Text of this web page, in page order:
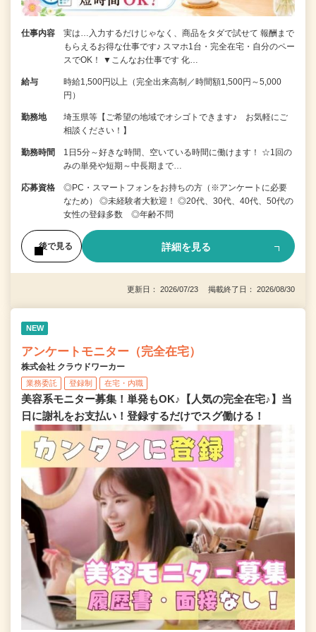
仕事内容
実は…入力するだけじゃなく、商品をタダで試せて 報酬まで
もらえるお得な仕事です♪ スマホ1台・完全在宅・自分のペー
スでOK！ ▼こんなお仕事です 化…
給与
時給1,500円以上（完全出来高制／時間額1,500円～5,000
円）
勤務地
埼玉県等【ご希望の地域でオシゴトできます♪ お気軽にご
相談ください！】
勤務時間
1日5分～好きな時間、空いている時間に働けます！ ☆1回の
みの単発や短期～中長期まで…
応募資格
◎PC・スマートフォンをお持ちの方（※アンケートに必要
なため） ◎未経験者大歓迎！ ◎20代、30代、40代、50代の
女性の登録多数 ◎年齢不問
後で見る 詳細を見る
更新日： 2026/07/23 掲載終了日： 2026/08/30
NEW
アンケートモニター（完全在宅）
株式会社 クラウドワーカー
業務委託 登録制 在宅・内職
美容系モニター募集！単発もOK♪【人気の完全在宅♪】当
日に謝礼をお支払い！登録するだけでスグ働ける！